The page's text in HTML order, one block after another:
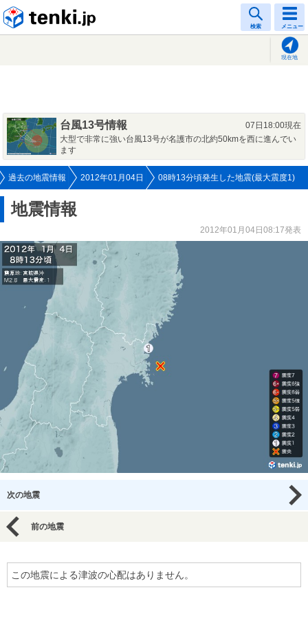
検索 メニュー
現在地
台風13号情報
07日18:00現在
大型で非常に強い台風13号が名護市の北約50kmを西に進んでい
ます
過去の地震情報 2012年01月04日 08時13分頃発生した地震(最大震度1)
地震情報
2012年01月04日08:17発表
次の地震
前の地震
この地震による津波の心配はありません。